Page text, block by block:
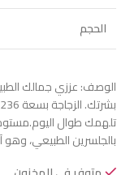
الحجم
الوصف: عززي جمالك
تلهمك طوال
بالجلسرين الطبيعي،